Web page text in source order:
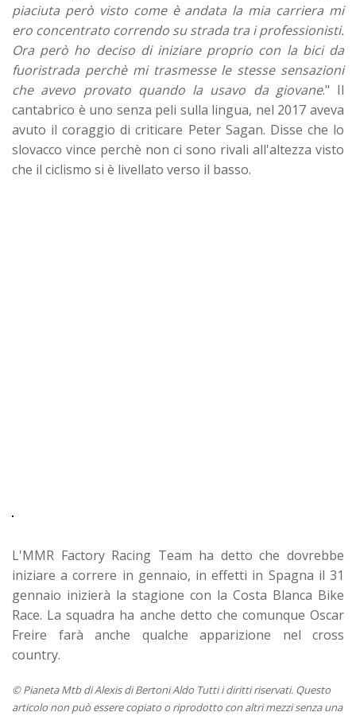
piaciuta però visto come è andata la mia carriera mi
ero concentrato correndo su strada tra i professionisti.
Ora però ho deciso di iniziare proprio con la bici da
fuoristrada perchè mi trasmesse le stesse sensazioni
che avevo provato quando la usavo da giovane." Il
cantabrico è uno senza peli sulla lingua, nel 2017 aveva
avuto il coraggio di criticare Peter Sagan. Disse che lo
slovacco vince perchè non ci sono rivali all'altezza visto
che il ciclismo si è livellato verso il basso.
L'MMR Factory Racing Team ha detto che dovrebbe
iniziare a correre in gennaio, in effetti in Spagna il 31
gennaio inizierà la stagione con la Costa Blanca Bike
Race. La squadra ha anche detto che comunque Oscar
Freire farà anche qualche apparizione nel cross
country.
© Pianeta Mtb di Alexis di Bertoni Aldo Tutti i diritti riservati. Questo
articolo non può essere copiato o riprodotto con altri mezzi senza una